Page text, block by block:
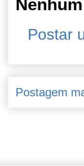
Postar
Postagem